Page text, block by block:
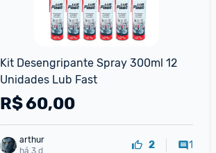
Kit Desengripante Spray 300ml 12
Unidades Lub Fast
R$60,00
arthur
há 3 d
2 1